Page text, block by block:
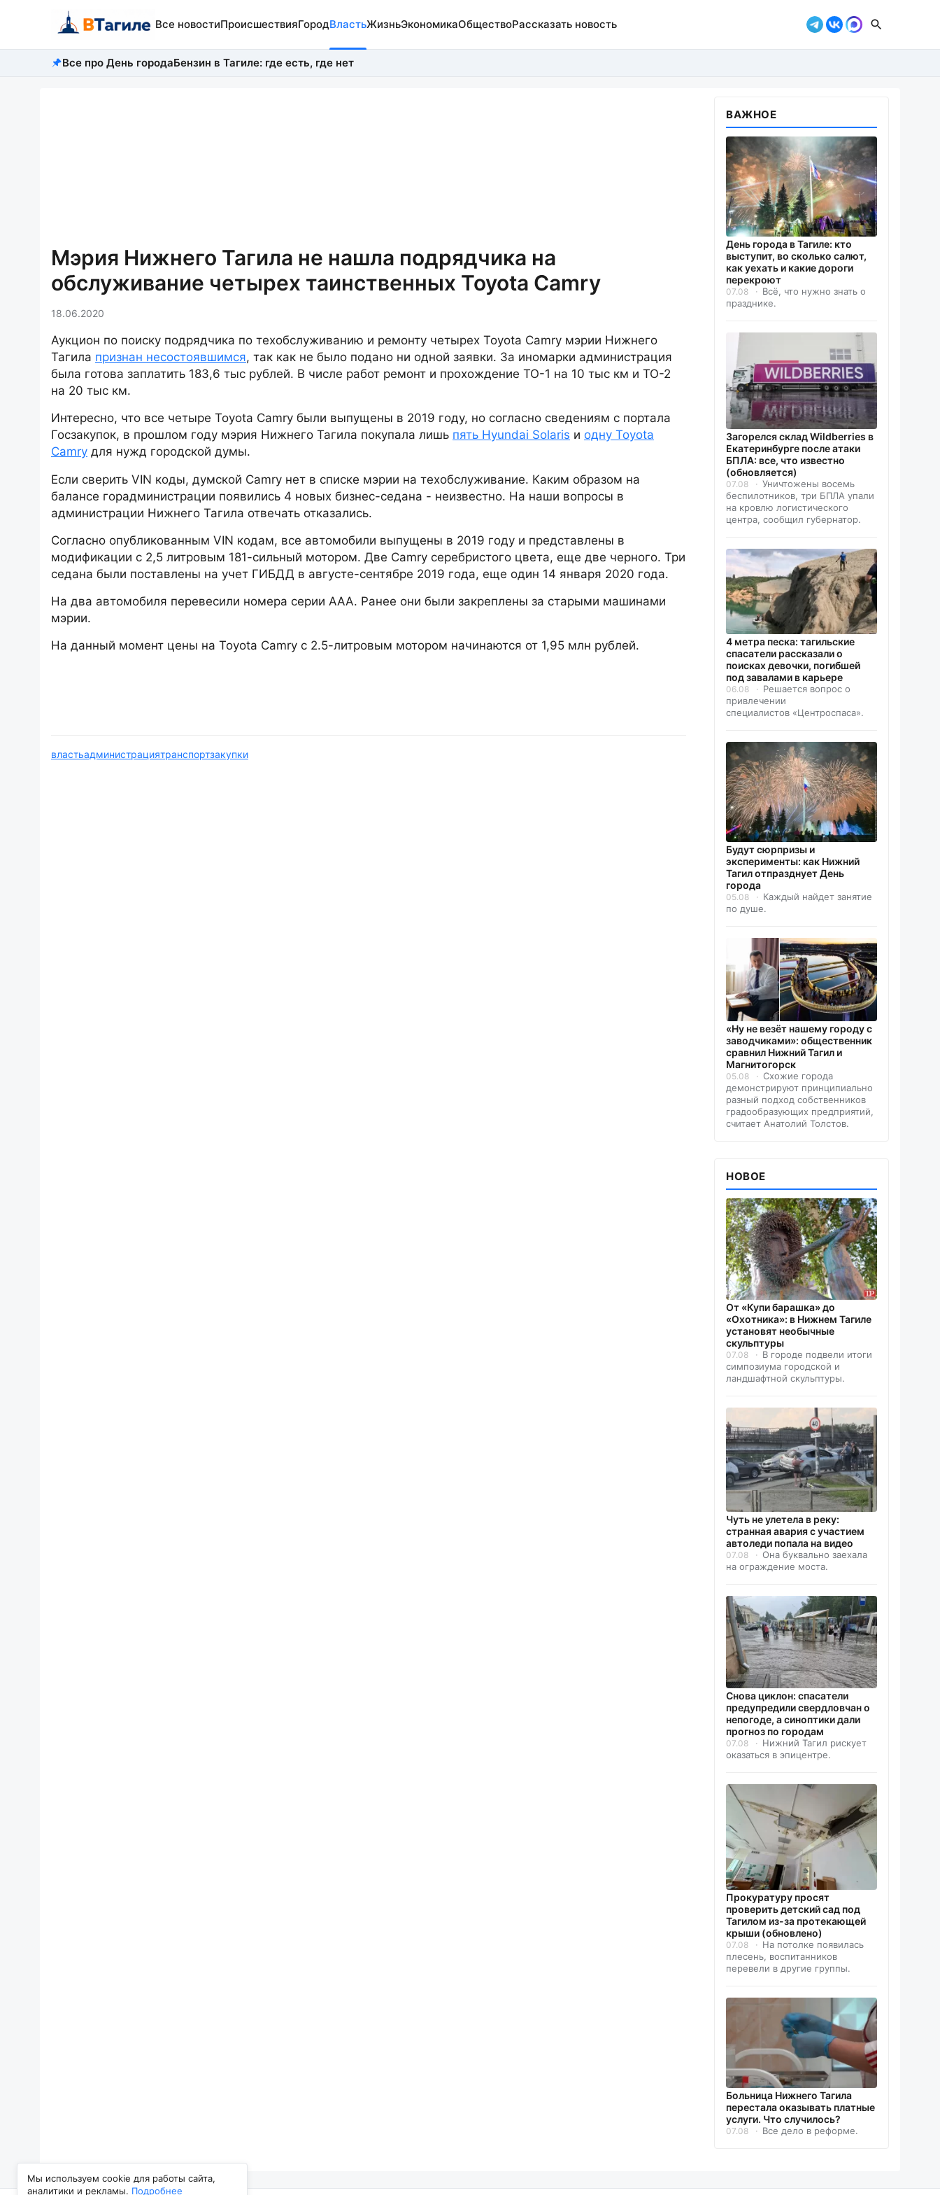
Мы используем cookie для работы сайта,
аналитики и рекламы. Подробнее
Все новостиПроисшествияГородВластьЖизньЭкономикаОбществоРассказать новость
Все про День городаБензин в Тагиле: где есть, где нет
Мэрия Нижнего Тагила не нашла подрядчика на
обслуживание четырех таинственных Toyota Camry
18.06.2020
Аукцион по поиску подрядчика по техобслуживанию и ремонту четырех Toyota Camry мэрии Нижнего
Тагила признан несостоявшимся, так как не было подано ни одной заявки. За иномарки администрация
была готова заплатить 183,6 тыс рублей. В числе работ ремонт и прохождение ТО-1 на 10 тыс км и ТО-2
на 20 тыс км.
Интересно, что все четыре Toyota Camry были выпущены в 2019 году, но согласно сведениям с портала
Госзакупок, в прошлом году мэрия Нижнего Тагила покупала лишь пять Hyundai Solaris и одну Toyota
Camry для нужд городской думы.
Если сверить VIN коды, думской Camry нет в списке мэрии на техобслуживание. Каким образом на
балансе горадминистрации появились 4 новых бизнес-седана - неизвестно. На наши вопросы в
администрации Нижнего Тагила отвечать отказались.
Согласно опубликованным VIN кодам, все автомобили выпущены в 2019 году и представлены в
модификации с 2,5 литровым 181-сильный мотором. Две Camry серебристого цвета, еще две черного. Три
седана были поставлены на учет ГИБДД в августе-сентябре 2019 года, еще один 14 января 2020 года.
На два автомобиля перевесили номера серии ААА. Ранее они были закреплены за старыми машинами
мэрии.
На данный момент цены на Toyota Camry с 2.5-литровым мотором начинаются от 1,95 млн рублей.
властьадминистрациятранспортзакупки
ВАЖНОЕ
День города в Тагиле: кто
выступит, во сколько салют,
как уехать и какие дороги
перекроют
07.08
Всё, что нужно знать о
празднике.
Загорелся склад Wildberries в
Екатеринбурге после атаки
БПЛА: все, что известно
(обновляется)
07.08
Уничтожены восемь
беспилотников, три БПЛА упали
на кровлю логистического
центра, сообщил губернатор.
4 метра песка: тагильские
спасатели рассказали о
поисках девочки, погибшей
под завалами в карьере
06.08
Решается вопрос о
привлечении
специалистов «Центроспаса».
Будут сюрпризы и
эксперименты: как Нижний
Тагил отпразднует День
города
05.08
Каждый найдет занятие
по душе.
«Ну не везёт нашему городу с
заводчиками»: общественник
сравнил Нижний Тагил и
Магнитогорск
05.08
Схожие города
демонстрируют принципиально
разный подход собственников
градообразующих предприятий,
считает Анатолий Толстов.
НОВОЕ
От «Купи барашка» до
«Охотника»: в Нижнем Тагиле
установят необычные
скульптуры
07.08
В городе подвели итоги
симпозиума городской и
ландшафтной скульптуры.
Чуть не улетела в реку:
странная авария с участием
автоледи попала на видео
07.08
Она буквально заехала
на ограждение моста.
Снова циклон: спасатели
предупредили свердловчан о
непогоде, а синоптики дали
прогноз по городам
07.08
Нижний Тагил рискует
оказаться в эпицентре.
Прокуратуру просят
проверить детский сад под
Тагилом из-за протекающей
крыши (обновлено)
07.08
На потолке появилась
плесень, воспитанников
перевели в другие группы.
Больница Нижнего Тагила
перестала оказывать платные
услуги. Что случилось?
07.08 Все дело в реформе.